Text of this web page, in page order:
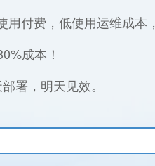
付费，低使用运维成本，
成本！
署，明天见效。